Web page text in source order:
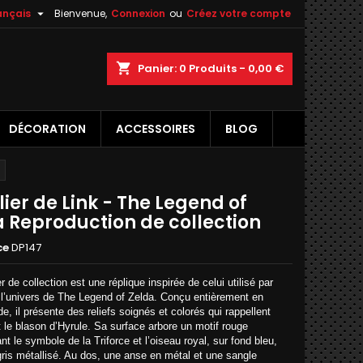
Bienvenue, Connexion ou Créez votre compte

shopping_cart Panier: 0 Produits - 0,00 €
DÉCORATION ACCESSOIRES BLOG
de Link - The Legend of
Reproduction de collection
DP147
de collection est une réplique inspirée de celui utilisé par
de The Legend of Zelda. Conçu entièrement en
il présente des reliefs soignés et colorés qui rappellent
le blason d’Hyrule. Sa surface arbore un motif rouge
le symbole de la Triforce et l’oiseau royal, sur fond bleu,
métallisé. Au dos, une anse en métal et une sangle